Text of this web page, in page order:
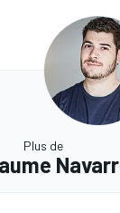
Plus de